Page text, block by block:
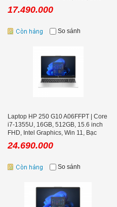
FHD IPS
17.490.000
So sánh
Laptop HP 250 G10 A06FFPT | Core
i7-1355U, 16GB, 512GB, 15.6 inch
FHD, Intel Graphics, Win 11, Bạc
24.690.000
So sánh